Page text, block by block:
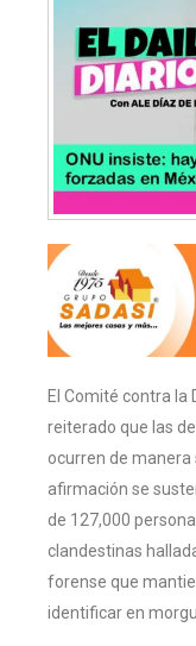
El Comité contra la
reiterado que las
ocurren de
afirmación se
de 127,000
clandestinas
forense que
identificar en